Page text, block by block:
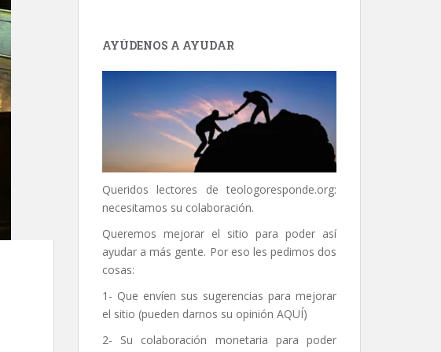
AYÚDENOS A AYUDAR
Queridos lectores de teologoresponde.org:
necesitamos su colaboración.
Queremos mejorar el sitio para poder así
ayudar a más gente. Por eso les pedimos dos
cosas:
1- Que envíen sus sugerencias para mejorar
el sitio (pueden darnos su opinión AQUÍ)
2- Su colaboración monetaria para poder